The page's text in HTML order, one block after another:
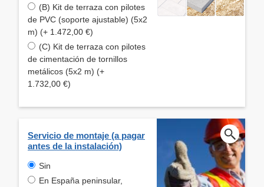
(B) Kit de terraza con pilotes
de PVC (soporte ajustable) (5x2
m) (+ 1.472,00 €)
(C) Kit de terraza con pilotes
de cimentación de tornillos
metálicos (5x2 m) (+
1.732,00 €)
Servicio de montaje (a pagar
antes de la instalación)
Sin
En España peninsular,